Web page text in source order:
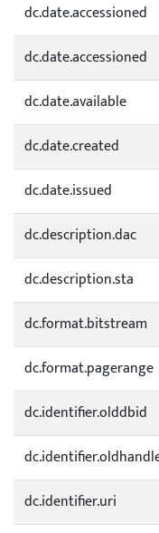
dc.date.accessioned
dc.date.accessioned
dc.date.available
dc.date.created
dc.date.issued
dc.description.dac
dc.description.sta
dc.format.bitstream
dc.format.pagerange
dc.identifier.olddbid
dc.identifier.uri